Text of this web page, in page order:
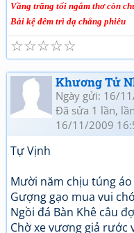
Vầng trăng tối ngắm thơ còn
Bài kệ đêm trì dạ chẳng phiêu
☆
☆
☆
☆
☆
Khương Tử
Ngày gửi: 16/
Đã sửa 1 lần,
16/11/2009
Tự Vịnh
Mười năm chịu túng
Gượng gạo mua vui
Ngồi đá Bàn Khê câu
Chờ xe vương giả rước